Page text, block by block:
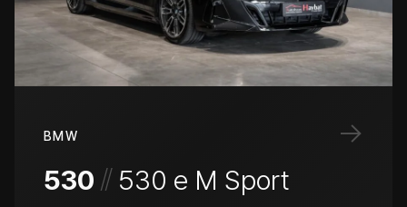
→
BMW
530 // 530 e M Sport